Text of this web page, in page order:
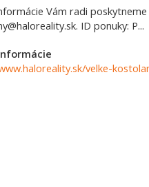
Vám radi
ID ponuky: P...